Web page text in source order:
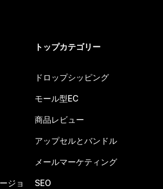
ジョ
トップカテゴリー
ドロップシッピング
モール型EC
商品レビュー
アップセルとバンドル
メールマーケティング
SEO